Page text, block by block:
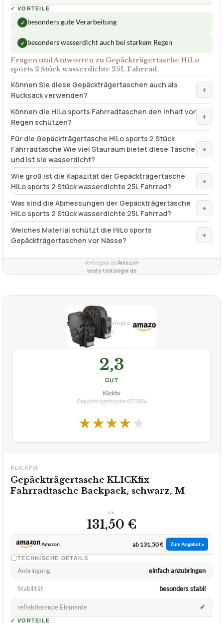
✓ VORTEILE
✓ besonders gute Verarbeitung
✓ besonders wasserdicht auch bei starkem Regen
Fragen und Antworten zu Gepäckträgertasche HiLo
sports 2 Stück wasserdichte 25L Fahrrad
Können Sie diese Gepäckträgertaschen auch als
Rucksack verwenden?
+
Können die HiLo sports Fahrradtaschen den Inhalt vor
Regen schützen?
+
Für die Gepäckträgertasche HiLo sports 2 Stück
Fahrradtasche Wie viel Stauraum bietet diese Tasche
und ist sie wasserdicht?
+
Wie groß ist die Kapazität der Gepäckträgertasche
HiLo sports 2 Stück wasserdichte 25L Fahrrad?
+
Was sind die Abmessungen der Gepäckträgertasche
HiLo sports 2 Stück wasserdichte 25L Fahrrad?
+
Welches Material schützt die HiLo sports
Gepäckträgertaschen vor Nässe?
+
Verfuegbar beiAmazon
beste-testsieger.de
2,3
GUT
Klickfix
Gepäckträgertasche 07/2026
★★★★★
KLICKFIX
Gepäckträgertasche KLICKfix
Fahrradtasche Backpack, schwarz, M
ca.
131,50 €
Amazon ab 131,50 € Zum Angebot »
TECHNISCHE DETAILS
Anbringung einfach anzubringen
Stabilität besonders stabil
reflektierende Elemente ✓
✓ VORTEILE